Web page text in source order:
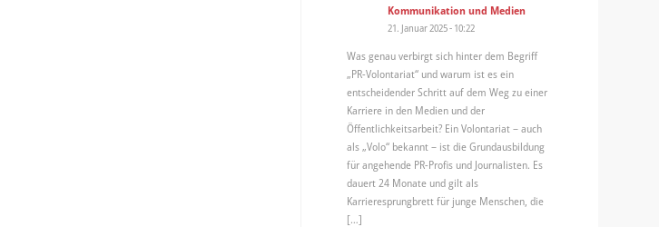
Kommunikation und Medien
21. Januar 2025 - 10:22
Was genau verbirgt sich hinter dem Begriff
„PR-Volontariat“ und warum ist es ein
entscheidender Schritt auf dem Weg zu einer
Karriere in den Medien und der
Öffentlichkeitsarbeit? Ein Volontariat – auch
als „Volo“ bekannt – ist die Grundausbildung
für angehende PR-Profis und Journalisten. Es
dauert 24 Monate und gilt als
Karrieresprungbrett für junge Menschen, die
[…]